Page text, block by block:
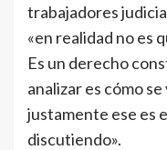
trabajadores
«en realidad no es
Es un derecho
analizar es cómo
justamente ese es
discutiendo».